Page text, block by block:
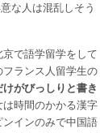
な人は混乱しそう
で語学留学をして
ランス人留学生の
けがびっしりと書き
は時間のかかる漢字
インのみで中国語